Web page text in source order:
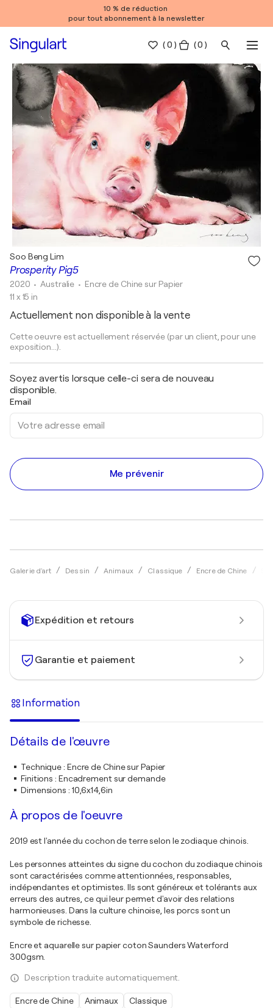
10 % de réduction
pour tout abonnement à la newsletter
(0 ) ( 0 )
Galerie d'art Dessin Animaux Classique Encre de Chine
Prosperity Pig5
Soo Beng Lim
2020 • Australie • Encre de Chine sur Papier
11 x 15 in
Actuellement non disponible à la vente
Cette oeuvre est actuellement réservée (par un client, pour une
exposition...).
Soyez avertis lorsque celle-ci sera de nouveau
disponible.
Email
Me prévenir
Expédition et retours
Garantie et paiement
Information
Détails de l'œuvre
Technique: Encre de Chine sur Papier
Finitions : Encadrement sur demande
Dimensions : 10,6x14,6in
À propos de l'oeuvre
2019 est l'année du cochon de terre selon le zodiaque chinois.
Les personnes atteintes du signe du cochon du zodiaque chinois
sont caractérisées comme attentionnées, responsables,
indépendantes et optimistes. Ils sont généreux et tolérants aux
erreurs des autres, ce qui leur permet d'avoir des relations
harmonieuses. Dans la culture chinoise, les porcs sont un
symbole de richesse.
Encre et aquarelle sur papier coton Saunders Waterford
300gsm.
Description traduite automatiquement.
Encre de Chine Animaux Classique